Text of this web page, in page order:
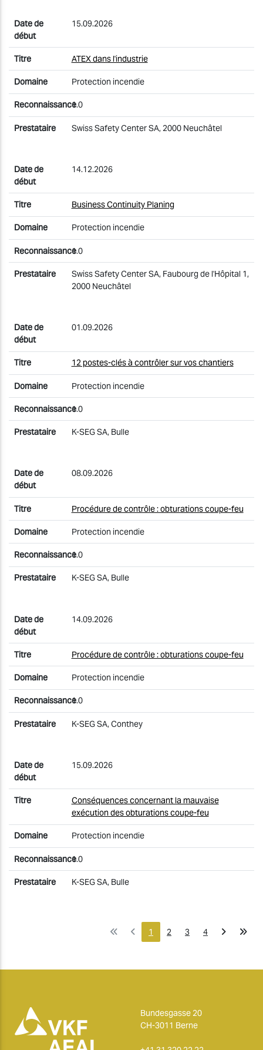
15.09.2026
ATEX dans l'industrie
Protection incendie
1.0
Swiss Safety Center SA, 2000 Neuchâtel
14.12.2026
Business Continuity Planing
Protection incendie
1.0
Swiss Safety Center SA, Faubourg de l'Hôpital 1,
2000 Neuchâtel
01.09.2026
12 postes-clés à contrôler sur vos chantiers
Protection incendie
1.0
K-SEG SA, Bulle
08.09.2026
Procédure de contrôle : obturations coupe-feu
Protection incendie
1.0
K-SEG SA, Bulle
14.09.2026
Procédure de contrôle : obturations coupe-feu
Protection incendie
1.0
K-SEG SA, Conthey
15.09.2026
Conséquences concernant la mauvaise
exécution des obturations coupe-feu
Protection incendie
1.0
K-SEG SA, Bulle
1 2 3 4
Bundesgasse 20
CH-3011 Berne